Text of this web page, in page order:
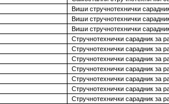
Виши стручнотехнички
Виши стручнотехнички
Виши стручнотехнички
Стручнотехнички сарадник за
Стручнотехнички сарадник за
Стручнотехнички сарадник за
Стручнотехнички сарадник за
Стручнотехнички сарадник за
Стручнотехнички сарадник за
Стручнотехнички сарадник за